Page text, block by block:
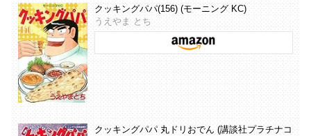
クッキングパパ(156) (モーニング KC)
うえやま とち
クッキングパパ 丸ドリおでん (講談社プラチナコ